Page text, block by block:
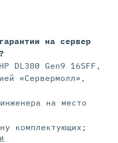
на сервер
DL380 Gen9 16SFF,
«Сервермолл»,
на место
комплектующих;